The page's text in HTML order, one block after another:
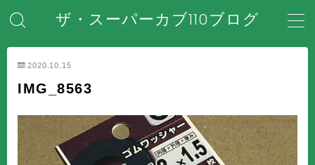
ザ・スーパーカブ110ブログ
MENU
ホーム
はじめてのスーパーカブ
2020.10.15
IMG_8563